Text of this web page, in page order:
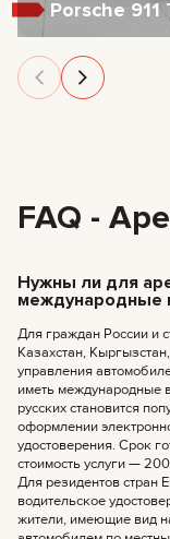
Porsche 911
FAQ -
Нужны ли для
международные
Для граждан России и
Казахстан,
управления
иметь международные
русских становится
оформлении
удостоверения. Срок
стоимость услуги —
Для резидентов
водительское
жители, имеющие вид